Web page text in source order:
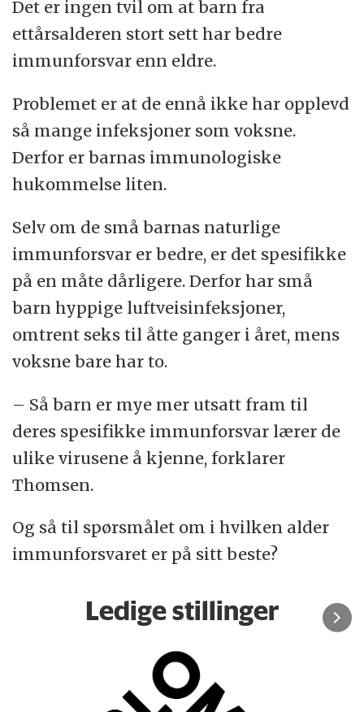
andre.
Det er ingen tvil om at barn fra
ettårsalderen stort sett har bedre
immunforsvar enn eldre.
Problemet er at de ennå ikke har opplevd
så mange infeksjoner som voksne.
Derfor er barnas immunologiske
hukommelse liten.
Selv om de små barnas naturlige
immunforsvar er bedre, er det spesifikke
på en måte dårligere. Derfor har små
barn hyppige luftveisinfeksjoner,
omtrent seks til åtte ganger i året, mens
voksne bare har to.
– Så barn er mye mer utsatt fram til
deres spesifikke immunforsvar lærer de
ulike virusene å kjenne, forklarer
Thomsen.
Og så til spørsmålet om i hvilken alder
immunforsvaret er på sitt beste?
Ledige stillinger